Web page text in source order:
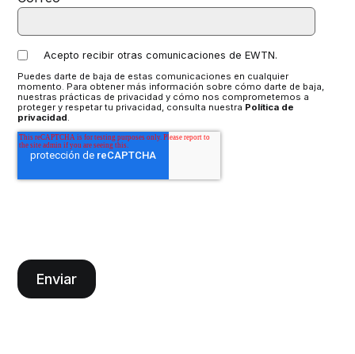
Acepto recibir otras comunicaciones de EWTN.
Puedes darte de baja de estas comunicaciones en cualquier
momento. Para obtener más información sobre cómo darte de baja,
nuestras prácticas de privacidad y cómo nos comprometemos a
proteger y respetar tu privacidad, consulta nuestra Política de
privacidad.